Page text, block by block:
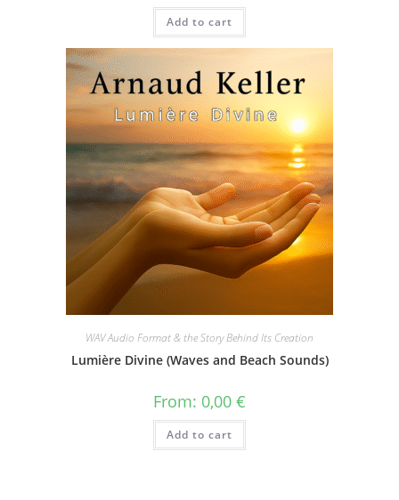
Add to cart
WAV Audio Format & the Story Behind Its Creation
Lumière Divine (Waves and Beach Sounds)
From: 0,00 €
Add to cart